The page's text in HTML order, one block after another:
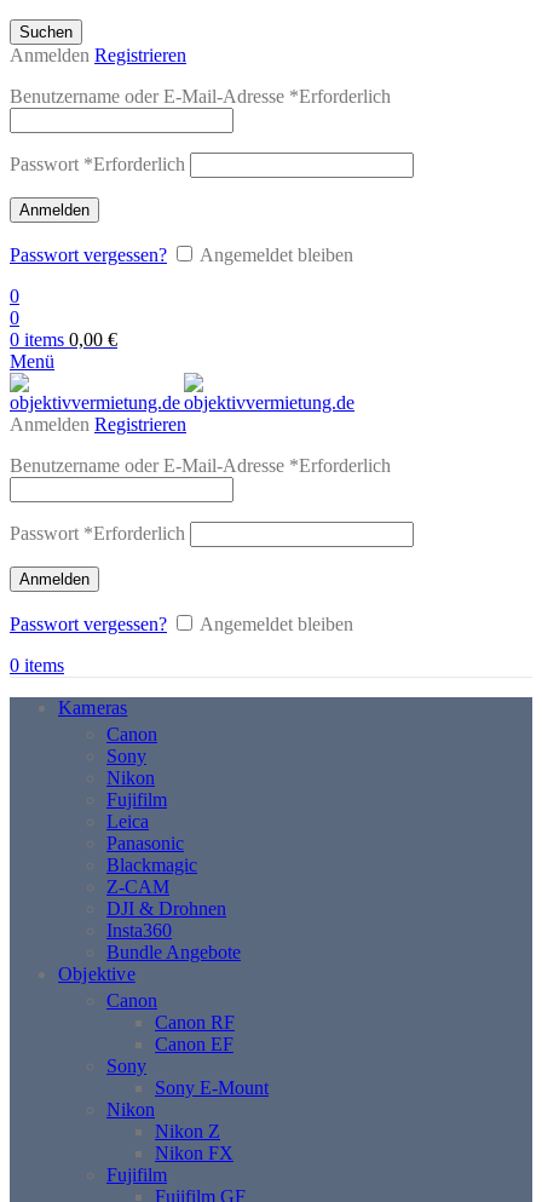
Suchen
Anmelden Registrieren
Benutzername oder E-Mail-Adresse *Erforderlich
Passwort *Erforderlich
Anmelden
Passwort vergessen?
Angemeldet bleiben
0
0
0 items 0,00 €
Menü
Anmelden Registrieren
Benutzername oder E-Mail-Adresse *Erforderlich
Passwort *Erforderlich
Anmelden
Passwort vergessen?
Angemeldet bleiben
0 items
Kameras
Canon
Sony
Nikon
Fujifilm
Leica
Panasonic
Blackmagic
Z-CAM
DJI & Drohnen
Insta360
Bundle Angebote
Objektive
Canon
Canon RF
Canon EF
Sony
Sony E-Mount
Nikon
Nikon Z
Nikon FX
Fujifilm
Fujifilm GF